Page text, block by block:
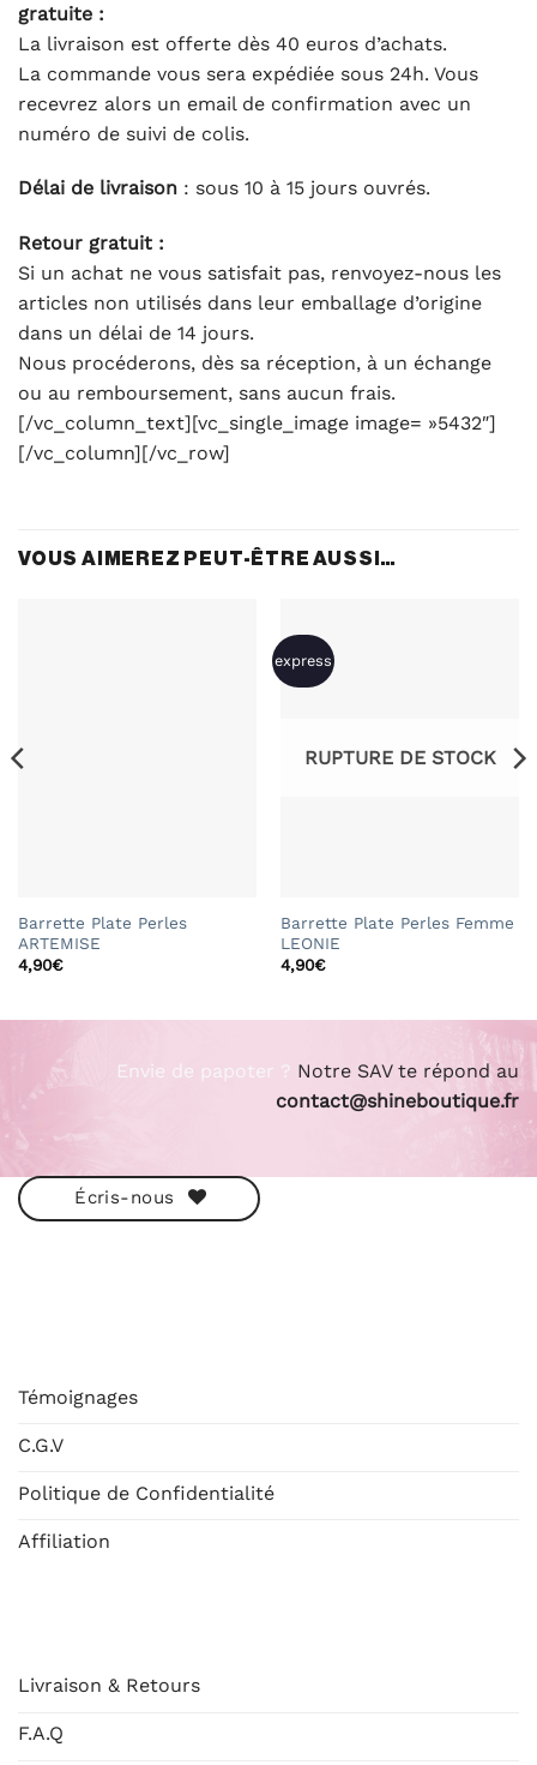
gratuite :
La livraison est offerte dès 40 euros d’achats.
La commande vous sera expédiée sous 24h. Vous
recevrez alors un email de confirmation avec un
numéro de suivi de colis.
Délai de livraison : sous 10 à 15 jours ouvrés.
Retour gratuit :
Si un achat ne vous satisfait pas, renvoyez-nous les
articles non utilisés dans leur emballage d’origine
dans un délai de 14 jours.
Nous procéderons, dès sa réception, à un échange
ou au remboursement, sans aucun frais.
[/vc_column_text][vc_single_image image= »5432″]
[/vc_column][/vc_row]
VOUS AIMEREZ PEUT-ÊTRE AUSSI…
Barrette Plate Perles
ARTEMISE
4,90€
express
RUPTURE DE STOCK
Barrette Plate Perles Femme
LEONIE
4,90€
Envie de papoter ? Notre SAV te répond au
contact@shineboutique.fr
Écris-nous
Témoignages
C.G.V
Politique de Confidentialité
Affiliation
Livraison & Retours
F.A.Q